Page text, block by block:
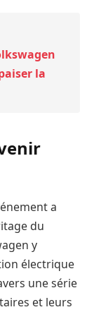
la
a
du
y
électrique
une série
et leurs